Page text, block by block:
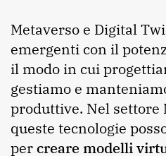
Metaverso e Digital
emergenti con il
il modo in cui
gestiamo e
produttive. Nel settore
queste tecnologie
percreare modelli